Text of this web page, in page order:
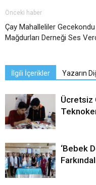
Önceki haber
Çay Mahalleliler Gecekondu
Mağdurları Derneği Ses
İlgili İçerikler Yazarın
Ücretsiz
‘Bebek